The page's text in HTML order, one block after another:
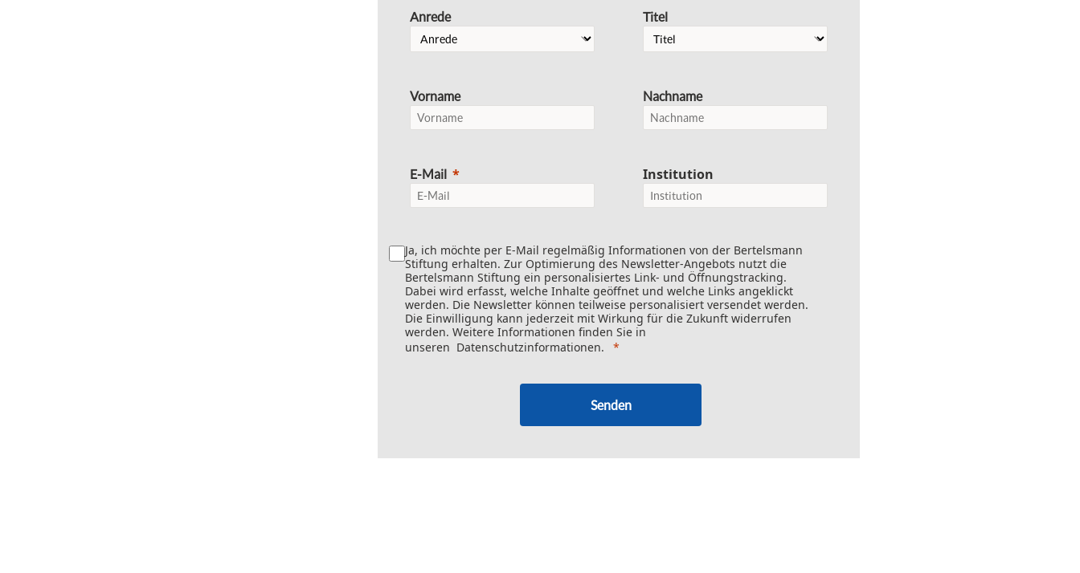
Anrede
Vorname
E-Mail
Titel
Nachname
Institution
Ja, ich möchte per E-Mail regelmäßig Informationen von der Bertelsmann
Stiftung erhalten. Zur Optimierung des Newsletter-Angebots nutzt die
Bertelsmann Stiftung ein personalisiertes Link- und Öffnungstracking.
Dabei wird erfasst, welche Inhalte geöffnet und welche Links angeklickt
werden. Die Newsletter können teilweise personalisiert versendet werden.
Die Einwilligung kann jederzeit mit Wirkung für die Zukunft widerrufen
werden. Weitere Informationen finden Sie in
unseren Datenschutzinformationen.
Senden